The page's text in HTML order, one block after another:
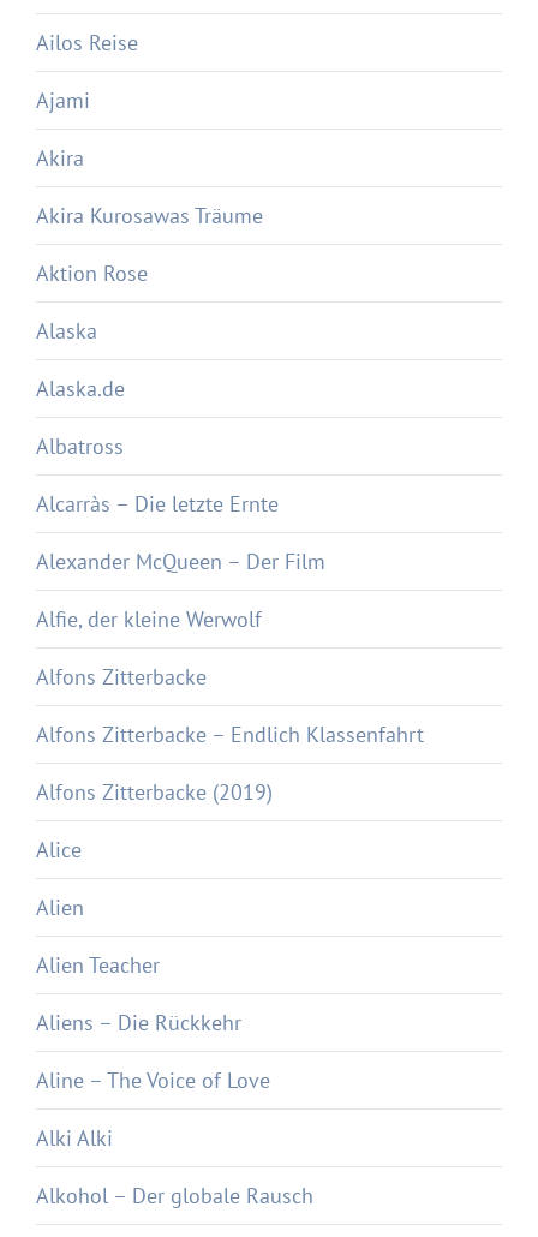
Ailos Reise
Ajami
Akira
Akira Kurosawas Träume
Aktion Rose
Alaska
Alaska.de
Albatross
Alcarràs – Die letzte Ernte
Alexander McQueen – Der Film
Alfie, der kleine Werwolf
Alfons Zitterbacke
Alfons Zitterbacke – Endlich Klassenfahrt
Alfons Zitterbacke (2019)
Alice
Alien
Alien Teacher
Aliens – Die Rückkehr
Aline – The Voice of Love
Alki Alki
Alkohol – Der globale Rausch